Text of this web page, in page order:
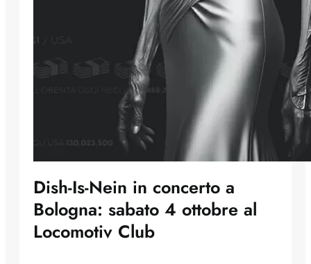
Dish-Is-Nein in concerto a
Bologna: sabato 4 ottobre al
Locomotiv Club